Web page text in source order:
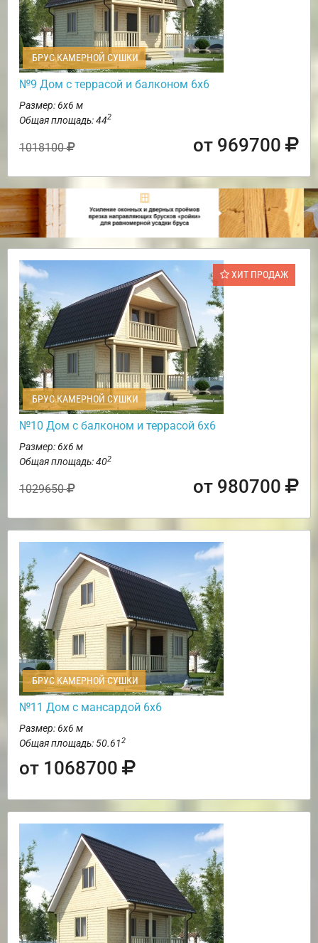
БРУС КАМЕРНОЙ СУШКИ
№9 Дом с террасой и балконом 6х6
Размер: 6х6 м
Общая площадь: 442
1018100 от 969700
ХИТ ПРОДАЖ
БРУС КАМЕРНОЙ СУШКИ
№10 Дом с балконом и террасой 6х6
Размер: 6х6 м
Общая площадь: 402
1029650 от 980700
БРУС КАМЕРНОЙ СУШКИ
№11 Дом с мансардой 6х6
Размер: 6х6 м
Общая площадь: 50.612
от 1068700